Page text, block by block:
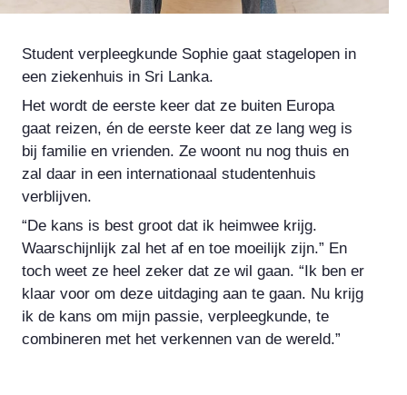
Student verpleegkunde Sophie gaat stagelopen in
een ziekenhuis in Sri Lanka.
Het wordt de eerste keer dat ze buiten Europa
gaat reizen, én de eerste keer dat ze lang weg is
bij familie en vrienden. Ze woont nu nog thuis en
zal daar in een internationaal studentenhuis
verblijven.
“De kans is best groot dat ik heimwee krijg.
Waarschijnlijk zal het af en toe moeilijk zijn.” En
toch weet ze heel zeker dat ze wil gaan. “Ik ben er
klaar voor om deze uitdaging aan te gaan. Nu krijg
ik de kans om mijn passie, verpleegkunde, te
combineren met het verkennen van de wereld.”